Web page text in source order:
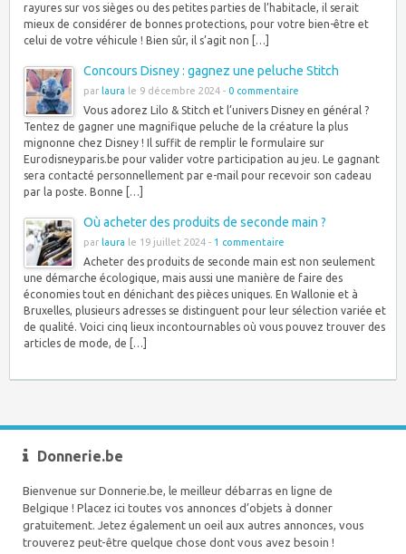
rayures sur vos sièges ou des petites parties de l’habitacle, il serait
mieux de considérer de bonnes protections, pour votre bien-être et
celui de votre véhicule ! Bien sûr, il s’agit non […]
Concours Disney : gagnez une peluche Stitch
par laura le 9 décembre 2024 - 0 commentaire
Vous adorez Lilo & Stitch et l’univers Disney en général ?
Tentez de gagner une magnifique peluche de la créature la plus
mignonne chez Disney ! Il suffit de remplir le formulaire sur
Eurodisneyparis.be pour valider votre participation au jeu. Le gagnant
sera contacté personnellement par e-mail pour recevoir son cadeau
par la poste. Bonne […]
Où acheter des produits de seconde main ?
par laura le 19 juillet 2024 - 1 commentaire
Acheter des produits de seconde main est non seulement
une démarche écologique, mais aussi une manière de faire des
économies tout en dénichant des pièces uniques. En Wallonie et à
Bruxelles, plusieurs adresses se distinguent pour leur sélection variée et
de qualité. Voici cinq lieux incontournables où vous pouvez trouver des
articles de mode, de […]
Donnerie.be
Bienvenue sur Donnerie.be, le meilleur débarras en ligne de
Belgique ! Placez ici toutes vos annonces d’objets à donner
gratuitement. Jetez également un oeil aux autres annonces, vous
trouverez peut-être quelque chose dont vous avez besoin !